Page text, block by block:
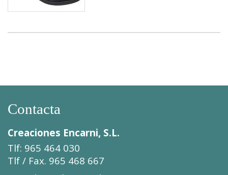
Contacta
Creaciones Encarni, S.L.
Tlf: 965 464 030
Tlf / Fax. 965 468 667